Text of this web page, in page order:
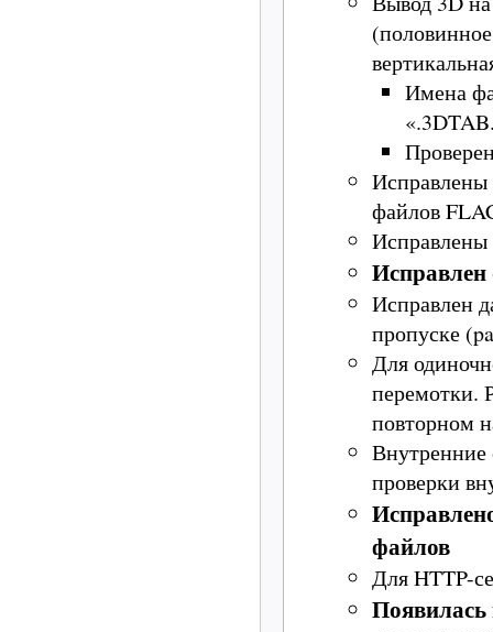
Имена
«
Исправлены
файлов
Исправлены
Исправлен
пропуске
Для
перемотки.
повторном
Внутренние
проверки
файлов
Для HTTP-
Появилась